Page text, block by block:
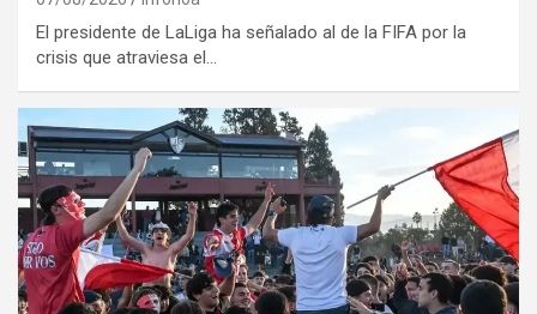
El presidente de LaLiga ha señalado al de la FIFA por la
crisis que atraviesa el…